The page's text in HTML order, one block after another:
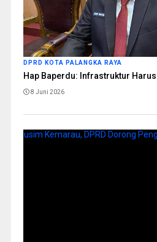
DPRD KOTA PALANGKA RAYA
Hap Baperdu: Infrastruktur
8 Juni 2026